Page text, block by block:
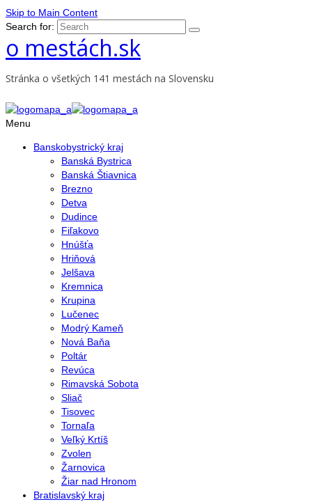
Skip to Main Content
Search for:
o mestách.sk
Stránka o všetkých 141 mestách na Slovensku
Menu
Banskobystrický kraj
Banská Bystrica
Banská Štiavnica
Brezno
Detva
Dudince
Fiľakovo
Hnúšťa
Hriňová
Jelšava
Kremnica
Krupina
Lučenec
Modrý Kameň
Nová Baňa
Poltár
Revúca
Rimavská Sobota
Sliač
Tisovec
Tornaľa
Veľký Krtíš
Zvolen
Žarnovica
Žiar nad Hronom
Bratislavský kraj